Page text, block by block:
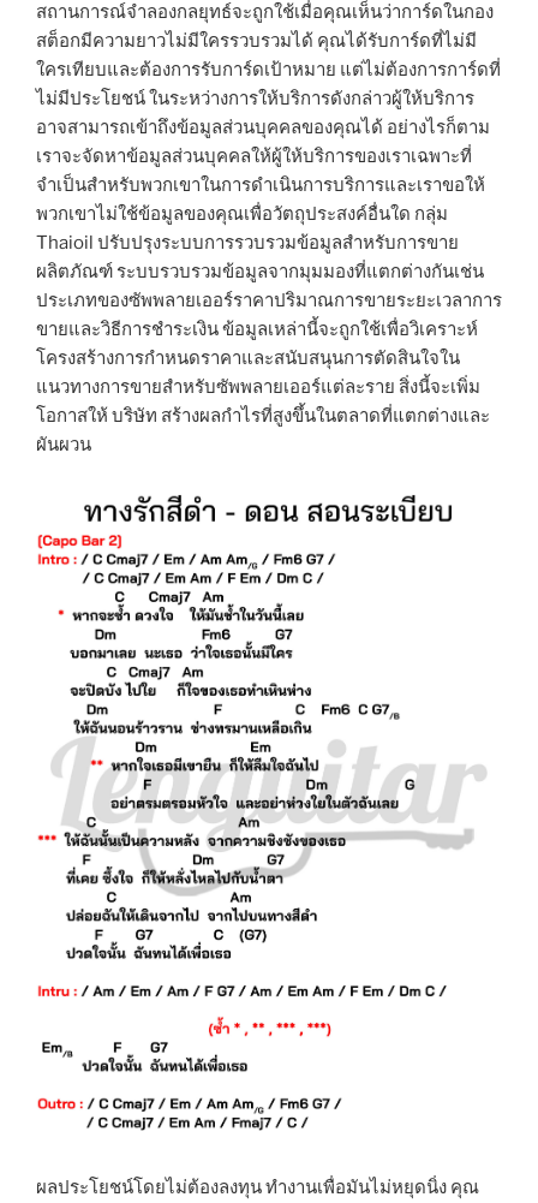
สถานการณ์จำลองกลยุทธ์จะถูกใช้เมื่อคุณเห็นว่าการ์ดในกอง
สต็อกมีความยาวไม่มีใครรวบรวมได้ คุณได้รับการ์ดที่ไม่มี
ใครเทียบและต้องการรับการ์ดเป้าหมาย แต่ไม่ต้องการการ์ดที่
ไม่มีประโยชน์ ในระหว่างการให้บริการดังกล่าวผู้ให้บริการ
อาจสามารถเข้าถึงข้อมูลส่วนบุคคลของคุณได้ อย่างไรก็ตาม
เราจะจัดหาข้อมูลส่วนบุคคลให้ผู้ให้บริการของเราเฉพาะที่
จำเป็นสำหรับพวกเขาในการดำเนินการบริการและเราขอให้
พวกเขาไม่ใช้ข้อมูลของคุณเพื่อวัตถุประสงค์อื่นใด กลุ่ม
Thaioil ปรับปรุงระบบการรวบรวมข้อมูลสำหรับการขาย
ผลิตภัณฑ์ ระบบรวบรวมข้อมูลจากมุมมองที่แตกต่างกันเช่น
ประเภทของซัพพลายเออร์ราคาปริมาณการขายระยะเวลาการ
ขายและวิธีการชำระเงิน ข้อมูลเหล่านี้จะถูกใช้เพื่อวิเคราะห์
โครงสร้างการกำหนดราคาและสนับสนุนการตัดสินใจใน
แนวทางการขายสำหรับซัพพลายเออร์แต่ละราย สิ่งนี้จะเพิ่ม
โอกาสให้ บริษัท สร้างผลกำไรที่สูงขึ้นในตลาดที่แตกต่างและ
ผันผวน
ผลประโยชน์โดยไม่ต้องลงทุน ทำงานเพื่อมันไม่หยุดนิ่ง คุณ